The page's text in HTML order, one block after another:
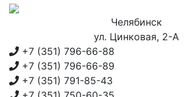
Челябинск
ул. Цинковая, 2-А
+7 (351) 796-66-88
+7 (351) 796-66-89
+7 (351) 791-85-43